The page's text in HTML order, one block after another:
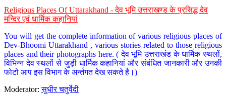
Religious Places Of Uttarakhand - देव भूमि उत्तराखण्ड के प्रसिद्ध देव
मन्दिर एवं धार्मिक कहानियां
You will get the complete information of various religious places of
Dev-Bhoomi Uttarakhand , various stories related to those religious
places and their photographs here. ( देव भूमि उत्तराखंड के धार्मिक स्थलों,
विभिन्न देव स्थलों से जुड़ी धार्मिक कहानियां और संबंधित जानकारी और उनकी
फोटो आप इस विभाग के अर्न्तगत देख सकते है।)
Moderator:सुधीर चतुर्वेदी